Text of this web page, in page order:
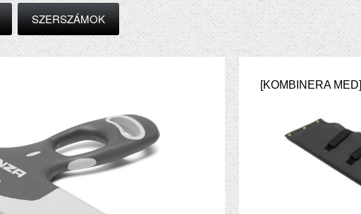
SZERSZÁMOK
[KOMBINERA MED]